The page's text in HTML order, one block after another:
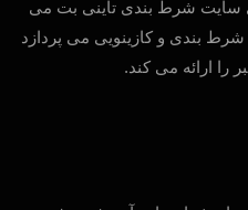
سایت شرط بندی تاینی بت می
بندی و کازینویی می پردازد
را ارائه می کند.